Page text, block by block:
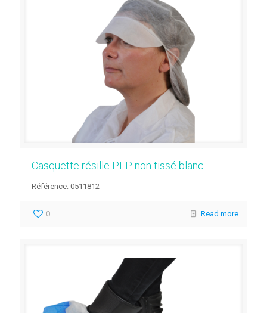
Casquette résille PLP non tissé blanc
Référence: 0511812
0 Read more